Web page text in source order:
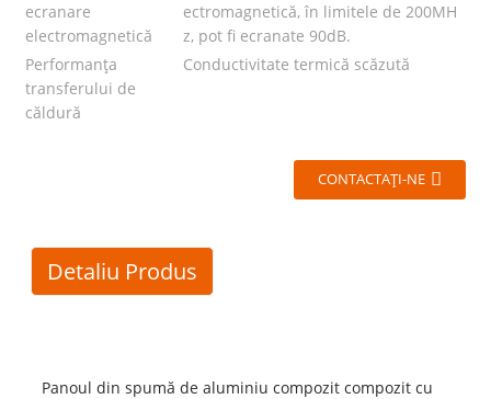
ecranare
electromagnetică
ectromagnetică, în limitele de 200MH
z, pot fi ecranate 90dB.
Performanța
transferului de
căldură
Conductivitate termică scăzută
CONTACTAŢI-NE
Detaliu Produs
Panoul din spumă de aluminiu compozit compozit cu